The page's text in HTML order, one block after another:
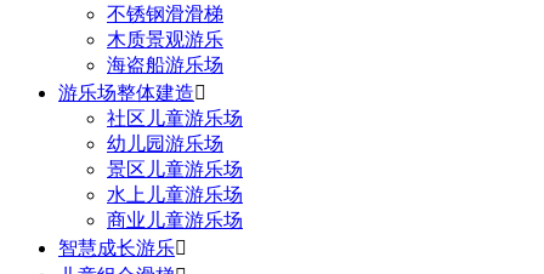
不锈钢滑滑梯
木质景观游乐
海盗船游乐场
游乐场整体建造
社区儿童游乐场
幼儿园游乐场
景区儿童游乐场
水上儿童游乐场
商业儿童游乐场
智慧成长游乐